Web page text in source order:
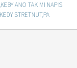
ANO TAK MI NAPIS
STRETNUT,PA